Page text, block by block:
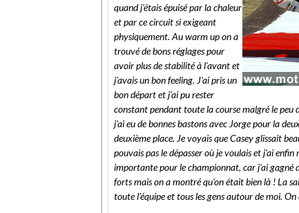
quand j'étais épuisé par la chaleur
et par ce circuit si exigeant
physiquement. Au warm up on a
trouvé de bons réglages pour
avoir plus de stabilité à l'avant et
j'avais un bon feeling. J'ai pris un
bon départ et j'ai pu rester
constant pendant toute la course malgré le peu
j'ai eu de bonnes bastons avec Jorge pour la
deuxième place. Je voyais que Casey glissait
pouvais pas le dépasser où je voulais et j'ai
importante pour le championnat, car j'ai gagné
forts mais on a montré qu'on était bien là ! La
toute l'équipe et tous les gens autour de moi.